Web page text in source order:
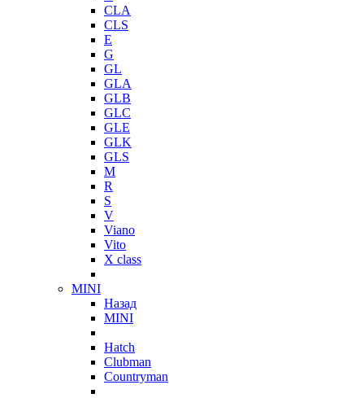
CLA
CLS
E
G
GL
GLA
GLB
GLC
GLE
GLK
GLS
M
R
S
V
Viano
Vito
X class
MINI
Назад
MINI
Hatch
Clubman
Countryman